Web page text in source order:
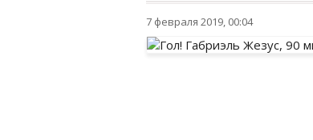
7 февраля 2019, 00:04